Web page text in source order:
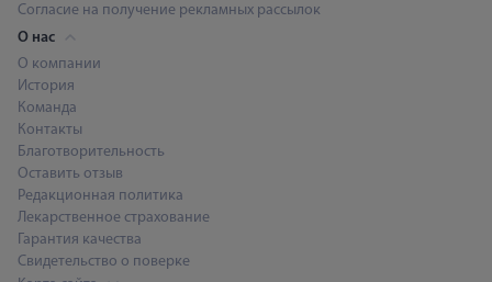
Согласие на получение рекламных рассылок
О нас
О компании
История
Команда
Контакты
Благотворительность
Оставить отзыв
Редакционная политика
Лекарственное страхование
Гарантия качества
Свидетельство о поверке